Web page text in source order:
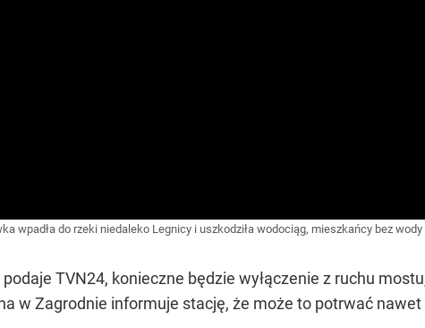
wpadła do rzeki niedaleko Legnicy i uszkodziła wodociąg, mieszkańcy bez wody
podaje TVN24, konieczne będzie wyłączenie z ruchu
w Zagrodnie informuje stację, że może to potrwać